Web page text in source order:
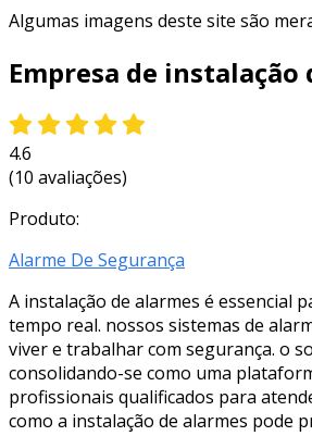
Algumas imagens deste site são
Empresa de instalação
4.6
(10 avaliações)
Produto:
Alarme De Segurança
A instalação de alarmes é essencial
tempo real. nossos sistemas de
viver e trabalhar com segurança. o
consolidando-se como uma
profissionais qualificados para
como a instalação de alarmes pode